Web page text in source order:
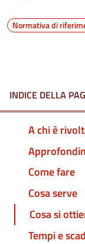
Normativa di
INDICE DELLA
A chi è
Come fare
Cosa serve
Cosa si
Tempi e